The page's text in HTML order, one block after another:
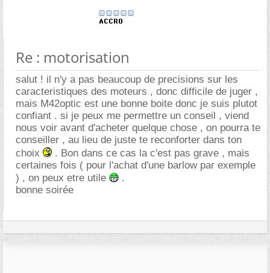
Re : motorisation
salut ! il n'y a pas beaucoup de precisions sur les
caracteristiques des moteurs , donc difficile de juger ,
mais M42optic est une bonne boite donc je suis plutot
confiant . si je peux me permettre un conseil , viend
nous voir avant d'acheter quelque chose , on pourra te
conseiller , au lieu de juste te reconforter dans ton
choix
. Bon dans ce cas la c'est pas grave , mais
certaines fois ( pour l'achat d'une barlow par exemple
) , on peux etre utile
.
bonne soirée